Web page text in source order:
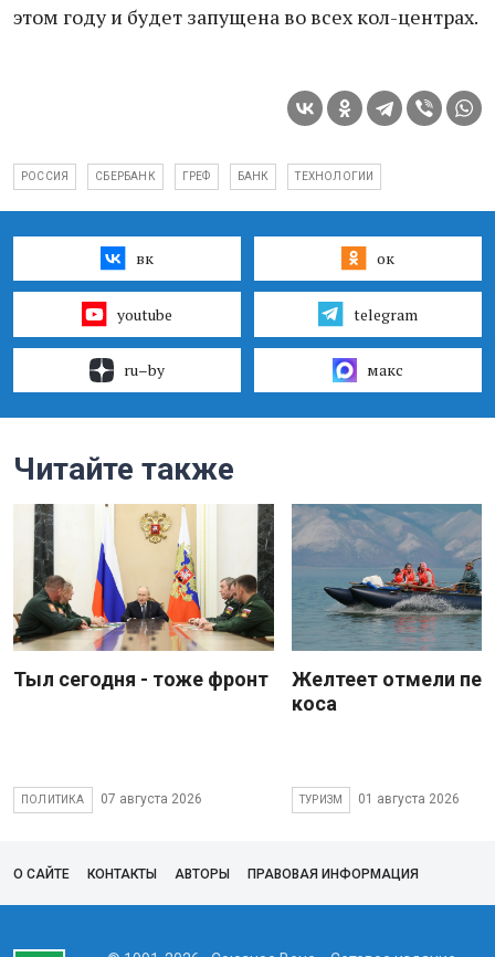
этом году и будет запущена во всех кол-центрах.
РОССИЯ СБЕРБАНК ГРЕФ БАНК ТЕХНОЛОГИИ
вк ок
youtube telegram
ru–by макс
Читайте также
Тыл сегодня - тоже фронт
ПОЛИТИКА 07 августа 2026
Желтеет отмели
коса
ТУРИЗМ 01 августа 2026
О САЙТЕ КОНТАКТЫ АВТОРЫ ПРАВОВАЯ ИНФОРМАЦИЯ